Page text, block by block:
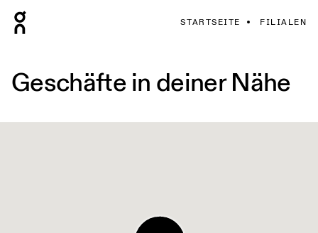
STARTSEITE FILIALEN
Geschäfte in deiner Nähe